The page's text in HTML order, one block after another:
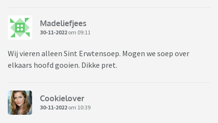
Madeliefjees
30-11-2022 om 09:11
Wij vieren alleen Sint Erwtensoep. Mogen we soep over
elkaars hoofd gooien. Dikke pret.
Cookielover
30-11-2022 om 10:39